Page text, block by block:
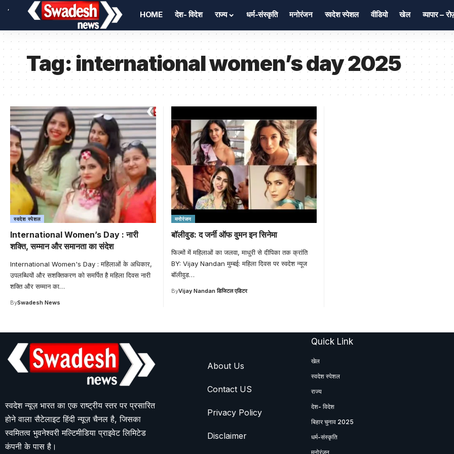
,
HOME देश- विदेश राज्य धर्म-संस्कृति मनोरंजन स्वदेश स्पेशल वीडियो खेल व्यापार –
Tag:international women’s day 2025
स्वदेश स्पेशल
International Women’s Day : नारी
शक्ति, सम्मान और समानता का संदेश
International Women's Day : महिलाओं के अधिकार,
उपलब्धियों और सशक्तिकरण को समर्पित है महिला दिवस नारी
शक्ति और सम्मान का…
BySwadesh News
मनोरंजन
बॉलीवुड: द जर्नी ऑफ वुमन इन सिनेमा
फिल्मों में महिलाओं का जलवा, माधुरी से दीपिका तक क्रांति
BY: Vijay Nandan मुम्बई: महिला दिवस पर स्वदेश न्यूज
बॉलीवुड…
ByVijay Nandan डिजिटल एडिटर
स्वदेश न्यूज़ भारत का एक राष्ट्रीय स्तर पर प्रसारित
होने वाला सैटेलाइट हिंदी न्यूज़ चैनल है, जिसका
स्वमितत्व भुवनेश्वरी मल्टिमीडिया प्राइवेट लिमिटेड
कंपनी के पास है।
About Us
Contact US
Privacy Policy
Disclaimer
Quick Link
खेल
स्वदेश स्पेशल
राज्य
देश- विदेश
बिहार चुनाव 2025
धर्म-संस्कृति
मनोरंजन